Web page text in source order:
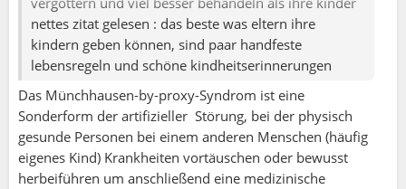
nettes zitat gelesen : das beste was eltern ihre
kindern geben können, sind paar handfeste
lebensregeln und schöne kindheitserinnerungen
Das Münchhausen-by-proxy-Syndrom ist eine
Sonderform der artifizieller Störung, bei der physisch
gesunde Personen bei einem anderen Menschen (häufig
eigenes Kind) Krankheiten vortäuschen oder bewusst
herbeiführen um anschließend eine medizinische